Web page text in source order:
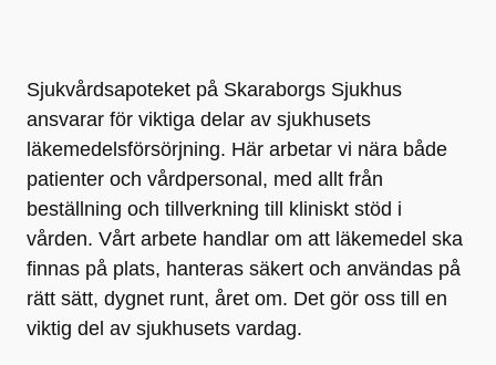
Sjukvårdsapoteket på Skaraborgs Sjukhus
ansvarar för viktiga delar av sjukhusets
läkemedelsförsörjning. Här arbetar vi nära både
patienter och vårdpersonal, med allt från
beställning och tillverkning till kliniskt stöd i
vården. Vårt arbete handlar om att läkemedel ska
finnas på plats, hanteras säkert och användas på
rätt sätt, dygnet runt, året om. Det gör oss till en
viktig del av sjukhusets vardag.